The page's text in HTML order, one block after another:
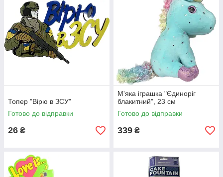
Топер "Вірю в ЗСУ"
Готово до відправки
26 ₴
М'яка іграшка "Єдиноріг
блакитний", 23 см
Готово до відправки
339 ₴